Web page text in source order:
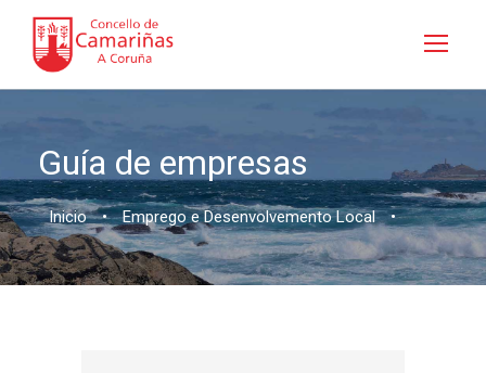
Guía de empresas
Inicio • Emprego e Desenvolvemento Local •